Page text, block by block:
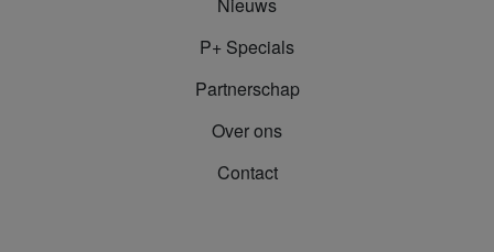
Nieuws
P+ Specials
Partnerschap
Over ons
Contact